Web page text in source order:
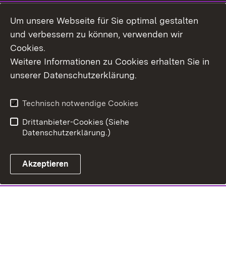
Um unsere Webseite für Sie optimal gestalten
und verbessern zu können, verwenden wir
Cookies.
Weitere Informationen zu Cookies erhalten Sie in
unserer Datenschutzerklärung.
Technisch notwendige Cookies
Drittanbieter-Cookies (Siehe
Datenschutzerklärung.)
Akzeptieren